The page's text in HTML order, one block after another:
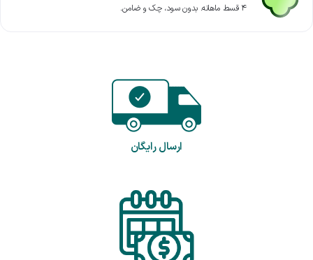
۴ قسط ماهانه. بدون سود، چک و ضامن.
ارسال رایگان